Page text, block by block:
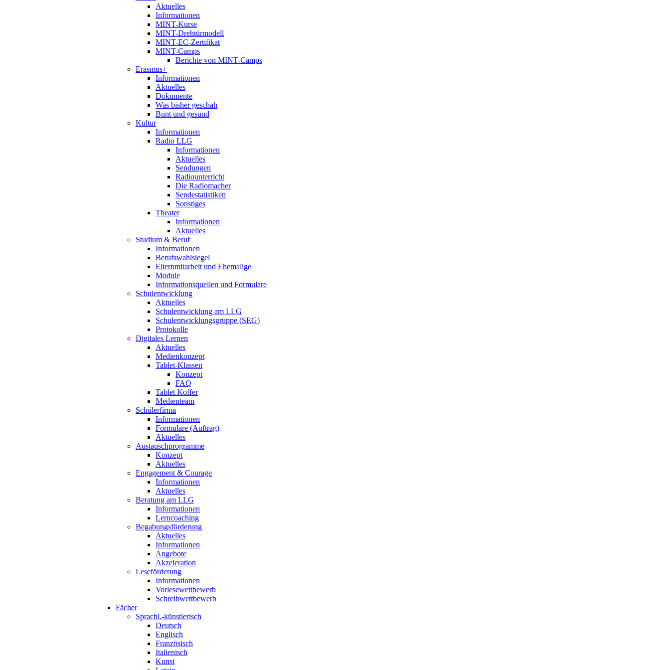
Aktuelles
Informationen
MINT-Kurse
MINT-Drehtürmodell
MINT-EC-Zertifikat
MINT-Camps
Berichte von MINT-Camps
Erasmus+
Informationen
Aktuelles
Dokumente
Was bisher geschah
Bunt und gesund
Kultur
Informationen
Radio LLG
Informationen
Aktuelles
Sendungen
Radiounterricht
Die Radiomacher
Sendestatistiken
Sonstiges
Theater
Informationen
Aktuelles
Studium & Beruf
Informationen
Berufswahlsiegel
Elternmitarbeit und Ehemalige
Module
Informationsquellen und Formulare
Schulentwicklung
Aktuelles
Schulentwicklung am LLG
Schulentwicklungsgruppe (SEG)
Protokolle
Digitales Lernen
Aktuelles
Medienkonzept
Tablet-Klassen
Konzept
FAQ
Tablet Koffer
Medienteam
Schülerfirma
Informationen
Formulare (Auftrag)
Aktuelles
Austauschprogramme
Konzept
Aktuelles
Engagement & Courage
Informationen
Aktuelles
Beratung am LLG
Informationen
Lerncoaching
Begabungsförderung
Aktuelles
Informationen
Angebote
Akzeleration
Leseförderung
Informationen
Vorlesewettbewerb
Schreibwettbewerb
Fächer
Sprachl.-künstlerisch
Deutsch
Englisch
Französisch
Italienisch
Kunst